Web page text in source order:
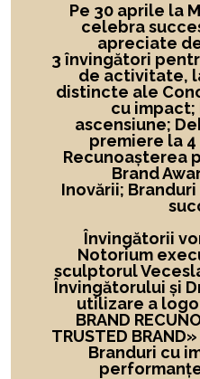
Pe 30 aprile la
celebra
apreciate
3 învingători
de activitate,
distincte ale
cu impact;
ascensiune;
premiere la
Recunoașterea
Brand
Inovării;
Învingătorii
Notorium
sculptorul
Învingătorului și
utilizare a
BRAND
TRUSTED BRAND»
Branduri cu